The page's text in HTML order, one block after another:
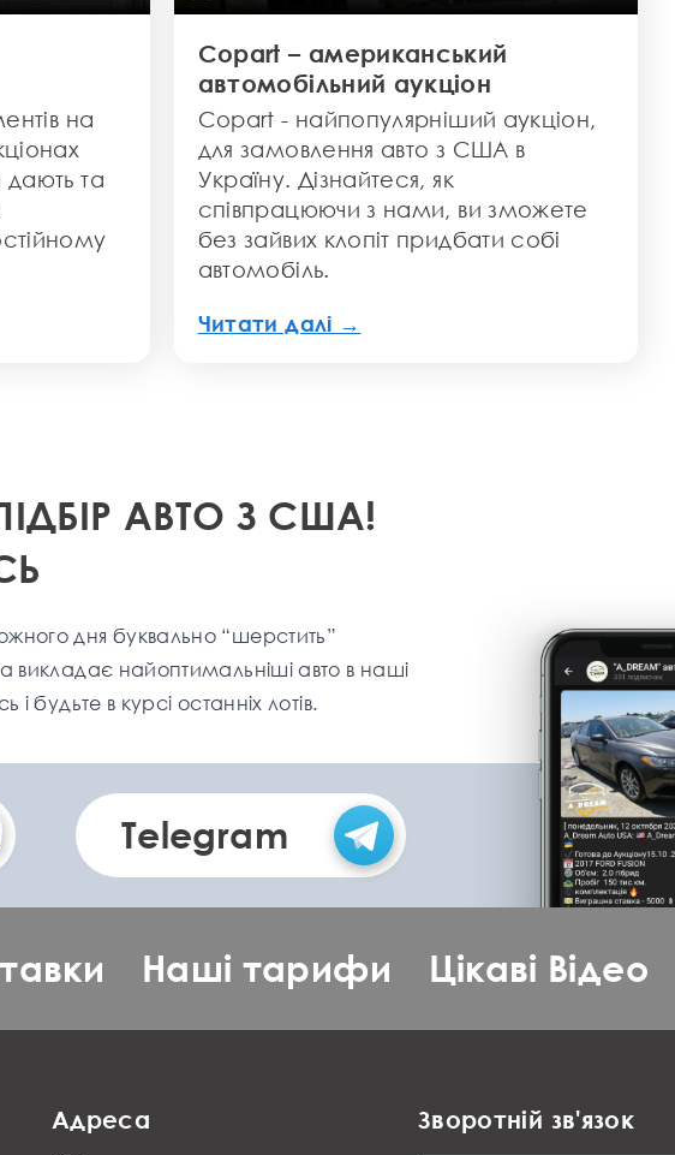
на
та
Copart – американський
автомобільний аукціон
Copart - найпопулярніший аукціон,
для замовлення авто з США в
Україну. Дізнайтеся, як
співпрацюючи з нами, ви зможете
без зайвих клопіт придбати собі
автомобіль.
Читати далі →
Telegram
АВТО З США!
дня буквально “шерстить”
викладає найоптимальніші aвто в наші
і будьте в курсі останніх лотів.
Наші тарифи Цікаві Відео
Адреса Зворотній зв'язок